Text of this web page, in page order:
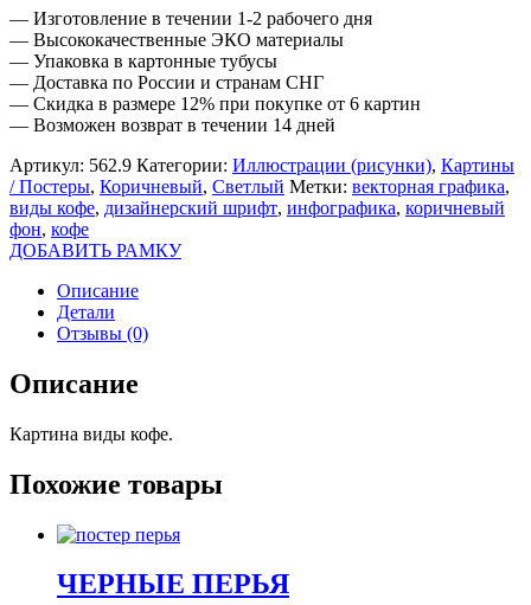
— Изготовление в течении 1-2 рабочего дня
— Высококачественные ЭКО материалы
— Упаковка в картонные тубусы
— Доставка по России и странам СНГ
— Скидка в размере 12% при покупке от 6 картин
— Возможен возврат в течении 14 дней
Артикул: 562.9 Категории: Иллюстрации (рисунки), Картины
/ Постеры, Коричневый, Светлый Метки: векторная графика,
виды кофе, дизайнерский шрифт, инфографика, коричневый
фон, кофе
ДОБАВИТЬ РАМКУ
Описание
Детали
Отзывы (0)
Описание
Картина виды кофе.
Похожие товары
ЧЕРНЫЕ ПЕРЬЯ